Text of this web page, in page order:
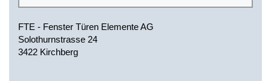
FTE - Fenster Türen Elemente AG
Solothurnstrasse 24
3422 Kirchberg